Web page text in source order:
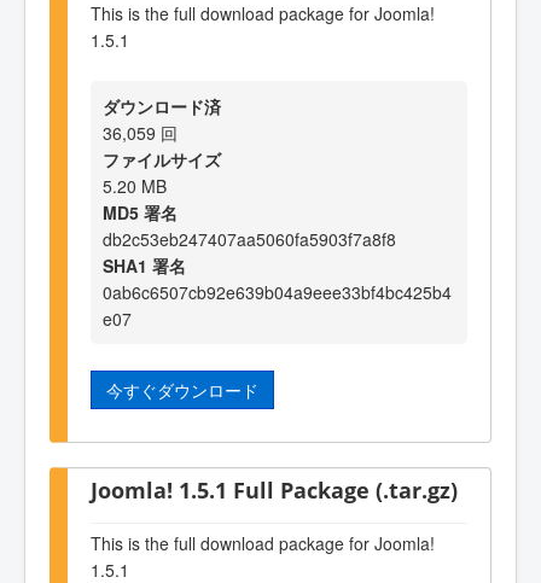
This is the full download package for Joomla!
1.5.1
ダウンロード済
36,059 回
ファイルサイズ
5.20 MB
MD5 署名
db2c53eb247407aa5060fa5903f7a8f8
SHA1 署名
0ab6c6507cb92e639b04a9eee33bf4bc425b4
e07
今すぐダウンロード
Joomla! 1.5.1 Full Package (.tar.gz)
This is the full download package for Joomla!
1.5.1